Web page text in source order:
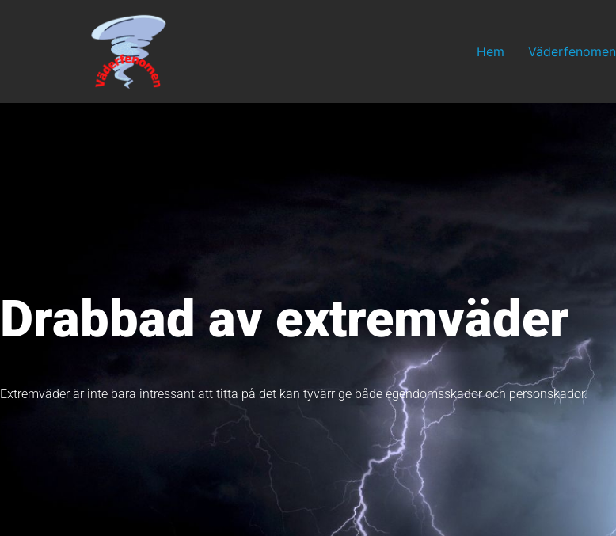
Hem Väderfenomen
Drabbad av extremväder
Extremväder är inte bara intressant att titta på det kan tyvärr ge både egendomsskador och personskador.